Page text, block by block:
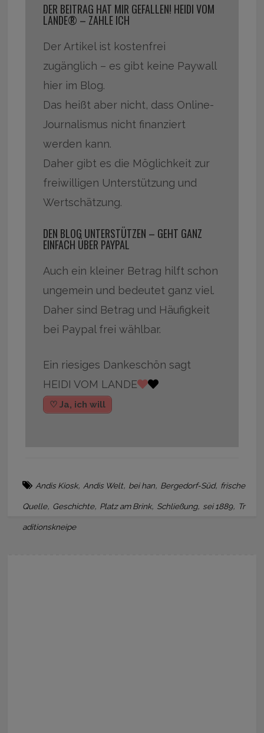
DER BEITRAG HAT MIR GEFALLEN! HEIDI VOM
LANDE® – ZAHLE ICH
Der Artikel ist kostenfrei
zugänglich – es gibt keine Paywall
hier im Blog.
Das heißt aber nicht, dass Online-
Journalismus nicht finanziert
werden kann.
Daher gibt es die Möglichkeit zur
freiwilligen Unterstützung und
Wertschätzung.
DEN BLOG UNTERSTÜTZEN – GEHT GANZ
EINFACH ÜBER PAYPAL
Auch ein kleiner Betrag hilft schon
ungemein und bedeutet ganz viel.
Daher sind Betrag und Häufigkeit
bei Paypal frei wählbar.
Ein riesiges Dankeschön sagt
HEIDI VOM LANDE
♡ Ja, ich will
Andis Kiosk, Andis Welt, bei han, Bergedorf-Süd, frische
Quelle, Geschichte, Platz am Brink, Schließung, sei 1889, Tr
aditionskneipe